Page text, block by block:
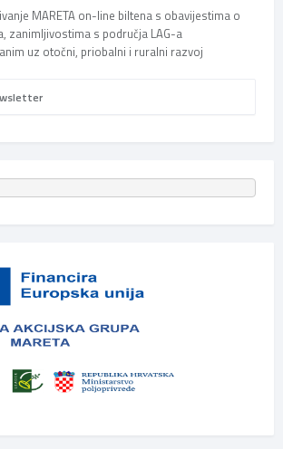
MARETA on-line biltena s obavijestima o
zanimljivostima s područja LAG-a
uz otočni, priobalni i ruralni razvoj